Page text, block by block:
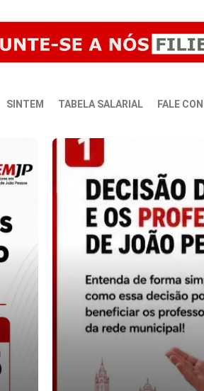
SINTEM TABELA SALARIAL FALE